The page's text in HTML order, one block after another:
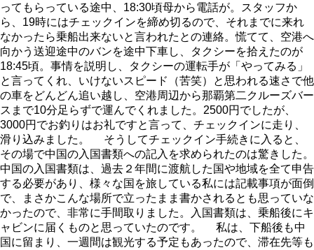
ってもらっている途中、18:30頃母から電話が。スタッフか
ら、19時にはチェックインを締め切るので、それまでに来れ
なかったら乗船出来ないと言われたとの連絡。慌てて、空港へ
向かう送迎途中のバンを途中下車し、タクシーを拾えたのが
18:45頃。事情を説明し、タクシーの運転手が「やってみる」
と言ってくれ、いけないスピード（苦笑）と思われる速さで他
の車をどんどん追い越し、空港周辺から那覇第二クルーズバー
スまで10分足らずで運んでくれました。2500円でしたが、
3000円でお釣りはお礼ですと言って、チェックインに走り、
滑り込みました。 そうしてチェックイン手続きに入ると、
その場で中国の入国書類への記入を求められたのは驚きした。
中国の入国書類は、過去２年間に渡航した国や地域を全て申告
する必要があり、様々な国を旅している私には記載事項が面倒
で、まさかこんな場所で立ったまま書かされるとも思っていな
かったので、非常に手間取りました。入国書類は、乗船後にキ
ャビンに届くものと思っていたのです。 私は、下船後も中
国に留まり、一週間は観光する予定もあったので、滞在先等も